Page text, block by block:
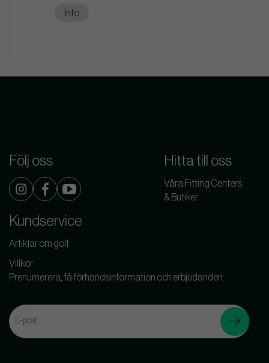
Info
Följ oss Hitta till oss
Våra Fitting Centers
& Butiker
Kundservice
Artiklar om golf
Villkor
Prenumerera, få förhandsinformation och erbjudanden.